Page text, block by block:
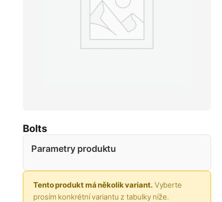
Bolts
Parametry produktu
Tento produkt má několik variant.Vyberte
prosím konkrétní variantu z tabulky níže.